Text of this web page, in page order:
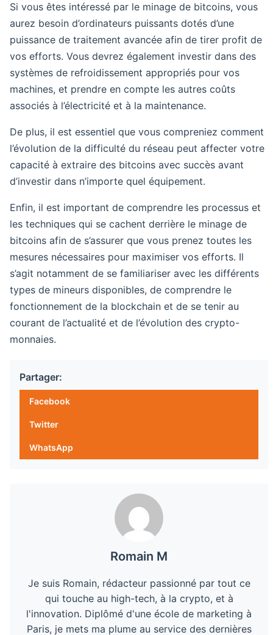
Si vous êtes intéressé par le minage de bitcoins, vous
aurez besoin d’ordinateurs puissants dotés d’une
puissance de traitement avancée afin de tirer profit de
vos efforts. Vous devrez également investir dans des
systèmes de refroidissement appropriés pour vos
machines, et prendre en compte les autres coûts
associés à l’électricité et à la maintenance.
De plus, il est essentiel que vous compreniez comment
l’évolution de la difficulté du réseau peut affecter votre
capacité à extraire des bitcoins avec succès avant
d’investir dans n’importe quel équipement.
Enfin, il est important de comprendre les processus et
les techniques qui se cachent derrière le minage de
bitcoins afin de s’assurer que vous prenez toutes les
mesures nécessaires pour maximiser vos efforts. Il
s’agit notamment de se familiariser avec les différents
types de mineurs disponibles, de comprendre le
fonctionnement de la blockchain et de se tenir au
courant de l’actualité et de l’évolution des crypto-
monnaies.
Partager:
Facebook
Twitter
WhatsApp
Romain M
Je suis Romain, rédacteur passionné par tout ce
qui touche au high-tech, à la crypto, et à
l'innovation. Diplômé d'une école de marketing à
Paris, je mets ma plume au service des dernières